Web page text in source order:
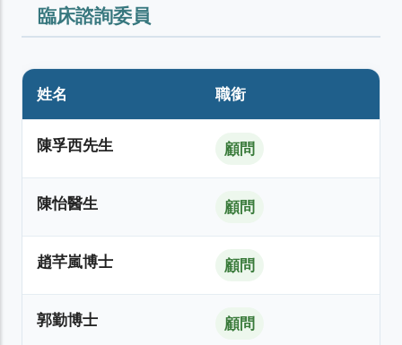
臨床諮詢委員
姓名 職銜
陳孚西先生 顧問
陳怡醫生 顧問
趙芊嵐博士 顧問
郭勤博士 顧問